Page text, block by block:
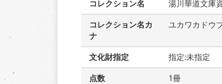
コレクション名
湯川華道文庫
コレクション名カ
ナ
ユカワカドウ
文化財指定
指定:未指定
点数
1冊